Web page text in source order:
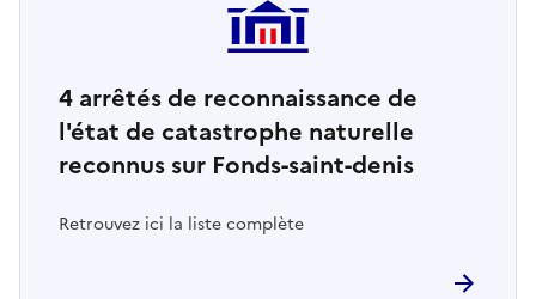
4 arrêtés de reconnaissance de
l'état de catastrophe naturelle
reconnus sur Fonds-saint-denis
Retrouvez ici la liste complète